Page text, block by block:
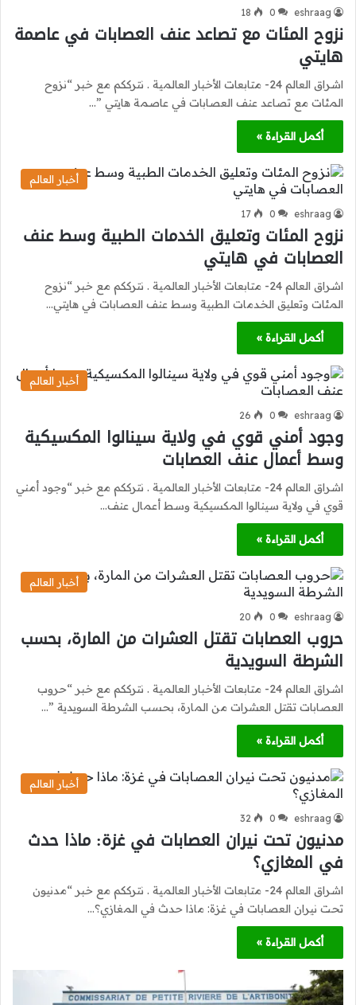
eshraag
0
18
نزوح المئات مع تصاعد عنف العصابات في عاصمة
هايتي
اشراق العالم 24- متابعات الأخبار العالمية . نترككم مع خبر “نزوح
المئات مع تصاعد عنف العصابات في عاصمة هايتي ”…
أكمل القراءة »
أخبار العالم
eshraag
0
17
نزوح المئات وتعليق الخدمات الطبية وسط عنف
العصابات في هايتي
اشراق العالم 24- متابعات الأخبار العالمية . نترككم مع خبر “نزوح
المئات وتعليق الخدمات الطبية وسط عنف العصابات في هايتي…
أكمل القراءة »
أخبار العالم
eshraag
0
26
وجود أمني قوي في ولاية سينالوا المكسيكية
وسط أعمال عنف العصابات
اشراق العالم 24- متابعات الأخبار العالمية . نترككم مع خبر “وجود أمني
قوي في ولاية سينالوا المكسيكية وسط أعمال عنف…
أكمل القراءة »
أخبار العالم
eshraag
0
20
حروب العصابات تقتل العشرات من المارة، بحسب
الشرطة السويدية
اشراق العالم 24- متابعات الأخبار العالمية . نترككم مع خبر “حروب
العصابات تقتل العشرات من المارة، بحسب الشرطة السويدية ”…
أكمل القراءة »
أخبار العالم
eshraag
0
32
مدنيون تحت نيران العصابات في غزة: ماذا حدث
في المغازي؟
اشراق العالم 24- متابعات الأخبار العالمية . نترككم مع خبر “مدنيون
تحت نيران العصابات في غزة: ماذا حدث في المغازي؟…
أكمل القراءة »